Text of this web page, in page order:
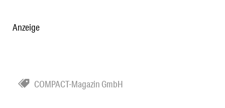
Anzeige
COMPACT-Magazin GmbH